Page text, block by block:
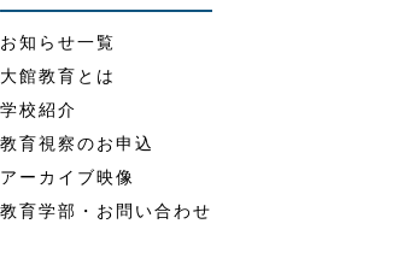
お知らせ一覧
大館教育とは
学校紹介
教育視察のお申込
アーカイブ映像
教育学部・お問い合わせ